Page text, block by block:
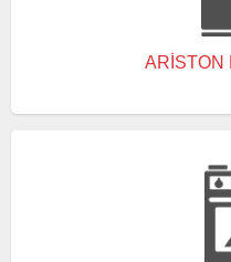
ARISTON